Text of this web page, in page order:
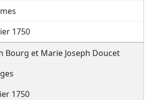
1750
Bourg et Marie Joseph Doucet
1750